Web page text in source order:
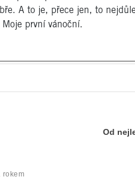
A to je, přece jen, to
první vánoční.